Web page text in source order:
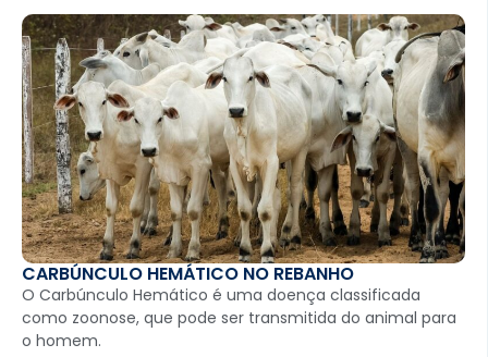
CARBÚNCULO HEMÁTICO NO REBANHO
O Carbúnculo Hemático é uma doença classificada
como zoonose, que pode ser transmitida do animal para
o homem.